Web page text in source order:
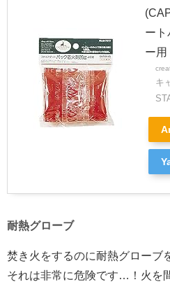
ート
ー用
キ
耐熱グローブ
焚き火をするのに耐熱グローブ
それは非常に危険です…！火を